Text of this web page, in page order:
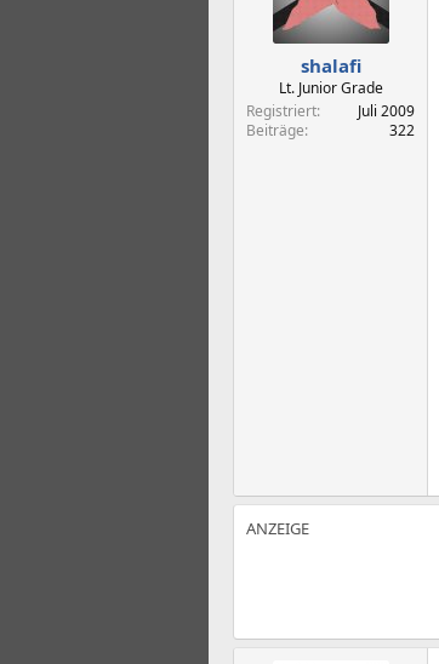
l
t
a
m
shalafi
Lt. Junior Grade
Registriert
Juli 2009
Beiträge
322